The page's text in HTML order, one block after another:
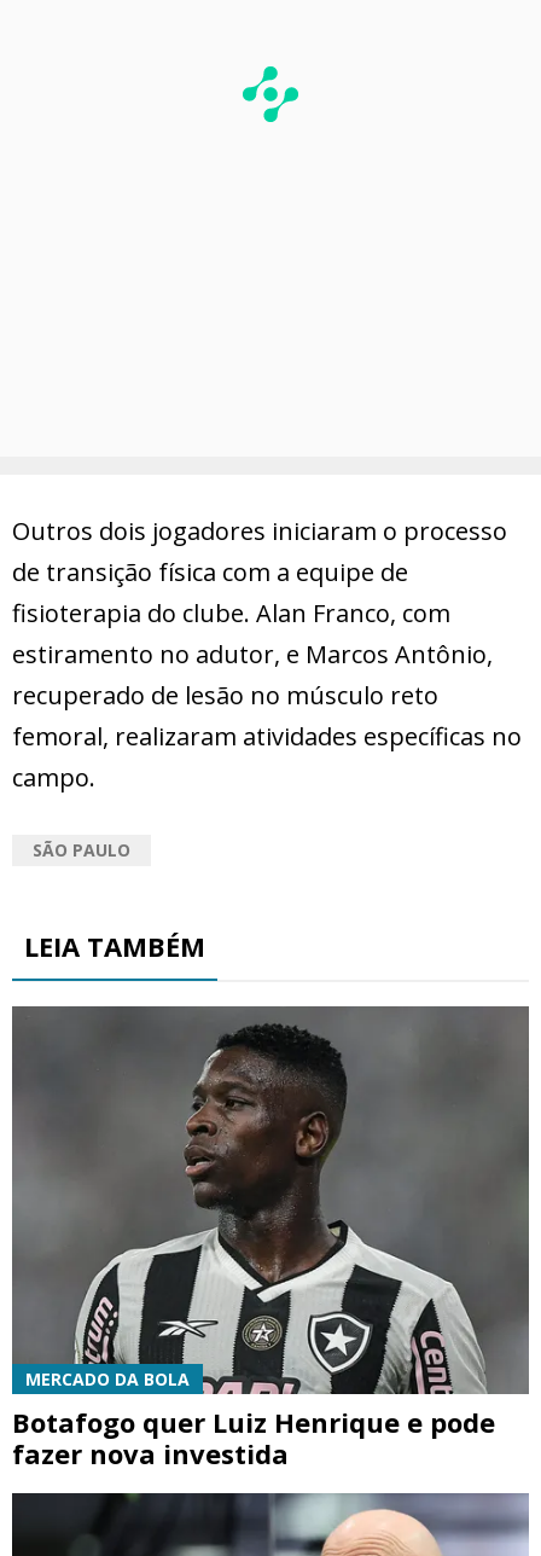
Outros dois jogadores iniciaram o processo
de transição física com a equipe de
fisioterapia do clube. Alan Franco, com
estiramento no adutor, e Marcos Antônio,
recuperado de lesão no músculo reto
femoral, realizaram atividades específicas no
campo.
SÃO PAULO
LEIA TAMBÉM
MERCADO DA BOLA
Botafogo quer Luiz Henrique e pode
fazer nova investida